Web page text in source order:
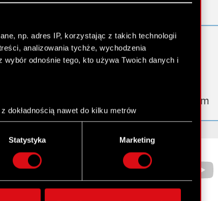
np. adres IP, korzystając z takich technologii
analizowania tychże, wychodzenia
odnośnie tego, kto używa Twoich danych i
dokładnością nawet do kilku metrów
je zbiory danych (fingerprinting,
oraz ustaw własne preferencje w
swoją zgodę w dowolnej chwili.
oferować funkcje społecznościowe i
Statystyka Marketing
Kontakt IR
Dowiedz się więcej:
thewitcher.com
gear.cdprojektred.com
Facebook